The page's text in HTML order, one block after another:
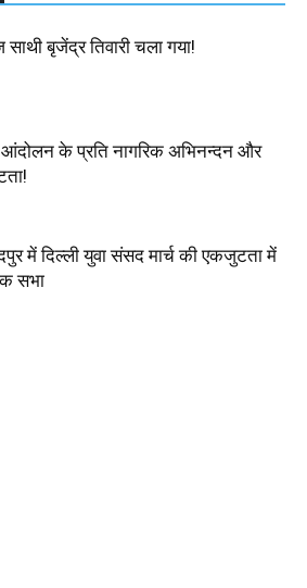
साथी बृजेंद्र तिवारी चला गया!
के प्रति नागरिक अभिनन्दन और
में दिल्ली युवा संसद मार्च की एकजुटता में
सभा